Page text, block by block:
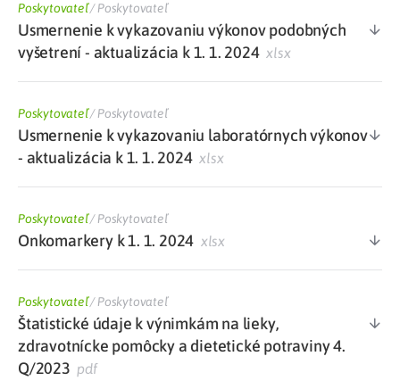
Poskytovateľ/Poskytovateľ
Usmernenie k vykazovaniu výkonov podobných
vyšetrení - aktualizácia k 1. 1. 2024xlsx
Poskytovateľ/Poskytovateľ
Usmernenie k vykazovaniu laboratórnych výkonov
- aktualizácia k 1. 1. 2024xlsx
Poskytovateľ/Poskytovateľ
Onkomarkery k 1. 1. 2024 xlsx
Poskytovateľ/Poskytovateľ
Štatistické údaje k výnimkám na lieky,
zdravotnícke pomôcky a dietetické potraviny 4.
Q/2023 pdf